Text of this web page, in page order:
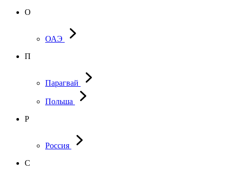
О
ОАЭ
П
Парагвай
Польша
Р
Россия
С